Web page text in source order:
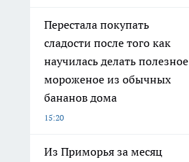
Перестала покупать
сладости после того как
научилась делать полезное
мороженое из обычных
бананов дома
15:20
Из Приморья за месяц